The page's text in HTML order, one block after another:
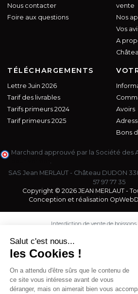
Nous contacter
Foire aux questions
vente
Nos
Vos
A
TÉLÉCHARGEMENTS
Lettre Juin 2026
Tarif des livrables
Tarifs primeurs 2024
Tarif primeurs 2025
Avoirs
Bons
Marchand approuvé par la Société des
.
SAS Jean MERLAUT - Château DUDON
57 97 77 35
Copyright © 2026 JEAN MERLAUT -
Conception et réalisation
Interdiction de vente de
est exigée au moment de la vente
CODE DE LA SANTE PUBLIQUE,
L'abus d'alcool est dangereux
Salut c'est nous...
les Cookies !
On a attendu d'être sûrs que le contenu de
ce site vous intéresse avant de vous
déranger, mais on aimerait bien vous